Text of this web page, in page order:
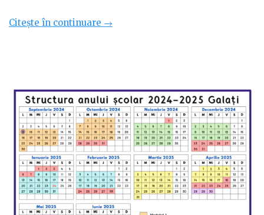
Citește în continuare „Structura
Harghita”
→